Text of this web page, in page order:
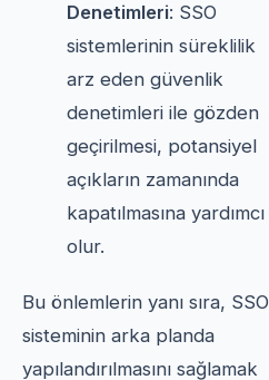
Denetimleri: SSO
sistemlerinin süreklilik
arz eden güvenlik
denetimleri ile gözden
geçirilmesi, potansiyel
açıkların zamanında
kapatılmasına yardımcı
olur.
Bu önlemlerin yanı sıra, SSO
sisteminin arka planda
yapılandırılmasını sağlamak